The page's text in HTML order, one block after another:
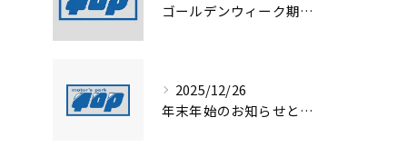
ゴールデンウィーク期間の営業について
2025/12/26
年末年始のお知らせと定休日変更のお知らせ